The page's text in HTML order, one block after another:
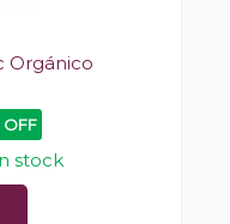
Orgánico
OFF
stock